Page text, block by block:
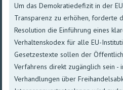
Um das Demokratiedefizit in der
Transparenz zu erhöhen, forderte
Resolution die Einführung eines
Verhaltenskodex für alle EU-
Gesetzestexte sollen der
Verfahrens direkt zugänglich sein
Verhandlungen über